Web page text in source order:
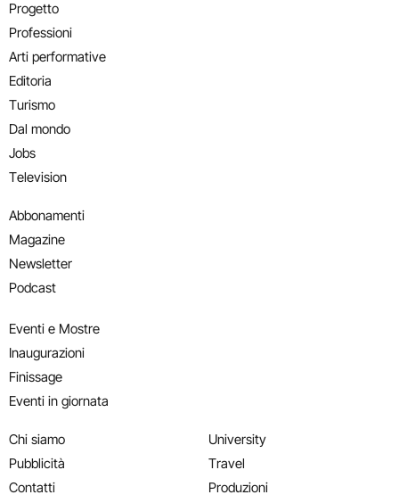
Progetto
Professioni
Arti performative
Editoria
Turismo
Dal mondo
Jobs
Television
Abbonamenti
Magazine
Newsletter
Podcast
Eventi e Mostre
Inaugurazioni
Finissage
Eventi in giornata
Chi siamo
Pubblicità
Contatti
University
Travel
Produzioni